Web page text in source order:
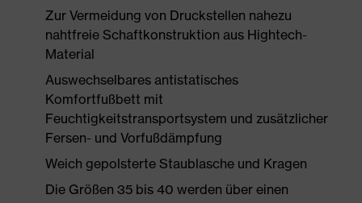
Zur Vermeidung von Druckstellen nahezu
nahtfreie Schaftkonstruktion aus Hightech-
Material
Auswechselbares antistatisches
Komfortfußbett mit
Feuchtigkeitstransportsystem und zusätzlicher
Fersen- und Vorfußdämpfung
Weich gepolsterte Staublasche und Kragen
Die Größen 35 bis 40 werden über einen